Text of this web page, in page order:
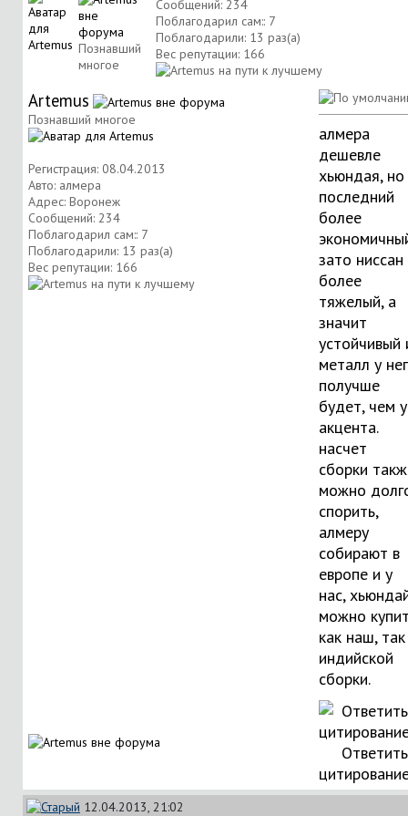
Познавший
многое
Сообщений: 234
Поблагодарил сам:: 7
Поблагодарили: 13 раз(а)
Вес репутации: 166
Artemus
Познавший многое
Регистрация: 08.04.2013
Авто: алмера
Адрес: Воронеж
Сообщений: 234
Поблагодарил сам:: 7
Поблагодарили: 13 раз(а)
Вес репутации: 166
алмера
дешевле
хьюндая, но
последний
более
зато ниссан
более
тяжелый, а
значит
устойчивый
металл у
получше
будет, чем у
акцента.
насчет
сборки
можно
спорить,
алмеру
собирают в
европе и у
нас,
можно
как наш,
индийской
сборки.
12.04.2013, 21:02